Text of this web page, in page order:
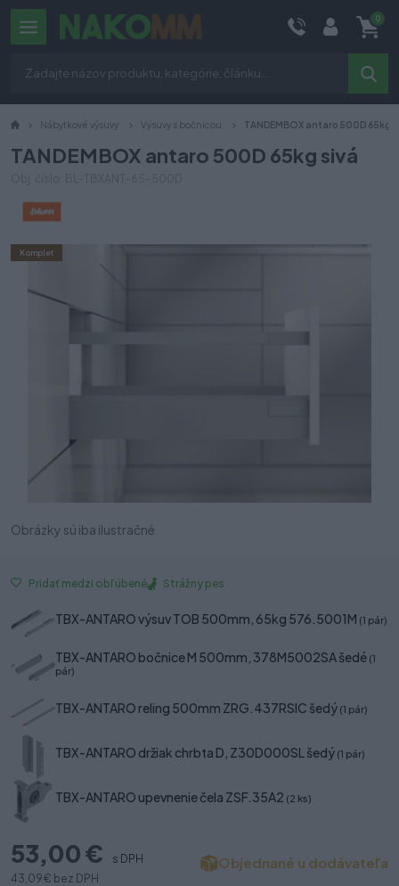
0
Nábytkové výsuvy Výsuvy s bočnicou TANDEMBOX antaro 500D 65kg
TANDEMBOX antaro 500D 65kg sivá
Komplet
Obrázky sú iba ilustračné
Pridať medzi obľúbené Strážny pes
TBX-ANTARO výsuv TOB 500mm, 65kg 576.5001M (1 pár)
TBX-ANTARO bočnice M 500mm, 378M5002SA šedé (1
pár)
TBX-ANTARO reling 500mm ZRG.437RSIC šedý (1 pár)
TBX-ANTARO držiak chrbta D, Z30D000SL šedý (1 pár)
TBX-ANTARO upevnenie čela ZSF.35A2 (2 ks)
53,00 €
s DPH
43,09 € bez DPH
Objednané u dodávateľa